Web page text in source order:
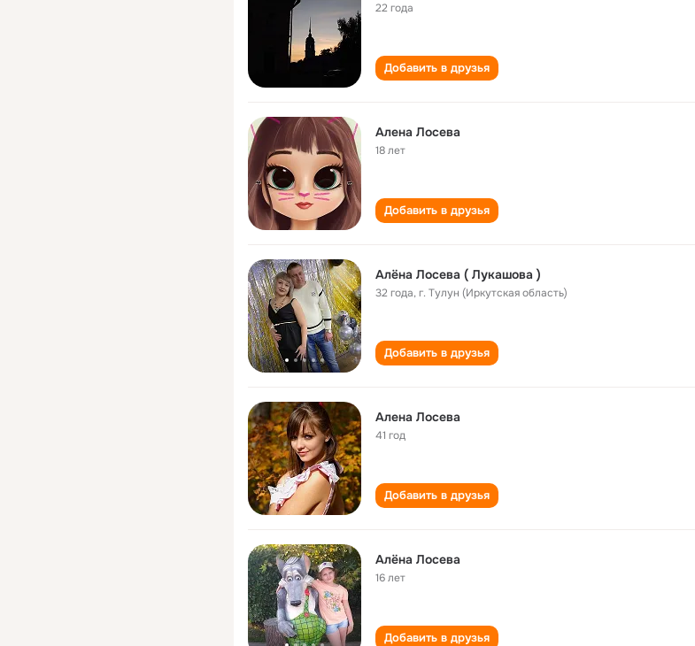
22 года
Добавить в друзья
Алена Лосева
18 лет
Добавить в друзья
Алёна Лосева ( Лукашова )
32 года,г. Тулун (Иркутская область)
Добавить в друзья
Алена Лосева
41 год
Добавить в друзья
Алёна Лосева
16 лет
Добавить в друзья